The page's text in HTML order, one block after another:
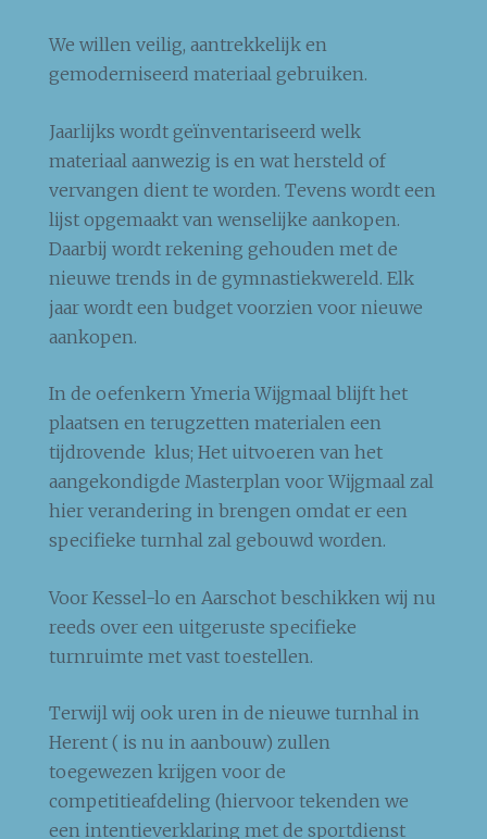
We willen veilig, aantrekkelijk en
gemoderniseerd materiaal gebruiken.
Jaarlijks wordt geïnventariseerd welk
materiaal aanwezig is en wat hersteld of
vervangen dient te worden. Tevens wordt een
lijst opgemaakt van wenselijke aankopen.
Daarbij wordt rekening gehouden met de
nieuwe trends in de gymnastiekwereld. Elk
jaar wordt een budget voorzien voor nieuwe
aankopen.
In de oefenkern Ymeria Wijgmaal blijft het
plaatsen en terugzetten materialen een
tijdrovende klus; Het uitvoeren van het
aangekondigde Masterplan voor Wijgmaal zal
hier verandering in brengen omdat er een
specifieke turnhal zal gebouwd worden.
Voor Kessel-lo en Aarschot beschikken wij nu
reeds over een uitgeruste specifieke
turnruimte met vast toestellen.
Terwijl wij ook uren in de nieuwe turnhal in
Herent ( is nu in aanbouw) zullen
toegewezen krijgen voor de
competitieafdeling (hiervoor tekenden we
een intentieverklaring met de sportdienst